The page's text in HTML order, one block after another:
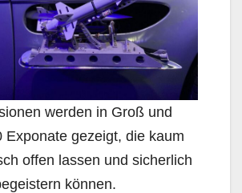
werden in Groß und
Exponate gezeigt, die kaum
offen lassen und sicherlich
können.